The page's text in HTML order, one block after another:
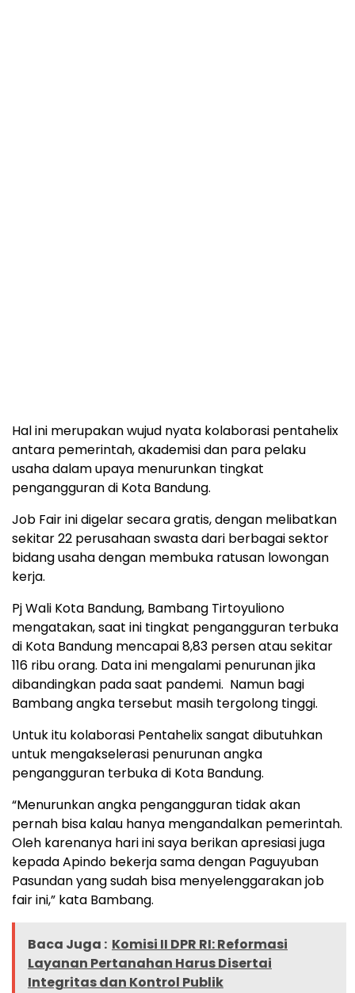
Hal ini merupakan wujud nyata kolaborasi pentahelix
antara pemerintah, akademisi dan para pelaku
usaha dalam upaya menurunkan tingkat
pengangguran di Kota Bandung.
Job Fair ini digelar secara gratis, dengan melibatkan
sekitar 22 perusahaan swasta dari berbagai sektor
bidang usaha dengan membuka ratusan lowongan
kerja.
Pj Wali Kota Bandung, Bambang Tirtoyuliono
mengatakan, saat ini tingkat pengangguran terbuka
di Kota Bandung mencapai 8,83 persen atau sekitar
116 ribu orang. Data ini mengalami penurunan jika
dibandingkan pada saat pandemi. Namun bagi
Bambang angka tersebut masih tergolong tinggi.
Untuk itu kolaborasi Pentahelix sangat dibutuhkan
untuk mengakselerasi penurunan angka
pengangguran terbuka di Kota Bandung.
“Menurunkan angka pengangguran tidak akan
pernah bisa kalau hanya mengandalkan pemerintah.
Oleh karenanya hari ini saya berikan apresiasi juga
kepada Apindo bekerja sama dengan Paguyuban
Pasundan yang sudah bisa menyelenggarakan job
fair ini,” kata Bambang.
Baca Juga : Komisi II DPR RI: Reformasi
Layanan Pertanahan Harus Disertai
Integritas dan Kontrol Publik